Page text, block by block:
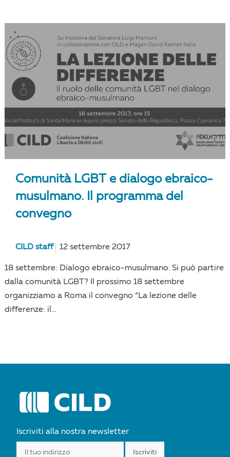
Comunità LGBT e dialogo ebraico-
musulmano. Il programma del
convegno
CILD staff 12 settembre 2017
18 settembre: Dialogo ebraico-musulmano. Si può partire
dalla comunità LGBT? Il prossimo 18 settembre
organizziamo a Roma il convegno “La lezione delle
differenze: il...
Iscriviti alla nostra newsletter